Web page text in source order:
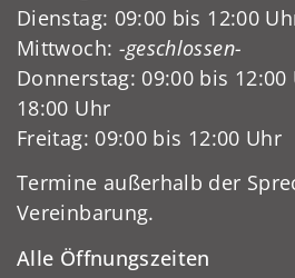
Dienstag: 09:00 bis 12:00
Mittwoch: -geschlossen-
Donnerstag: 09:00 bis
18:00 Uhr
Freitag: 09:00 bis 12:00 Uhr
Termine außerhalb der
Vereinbarung.
Alle Öffnungszeiten